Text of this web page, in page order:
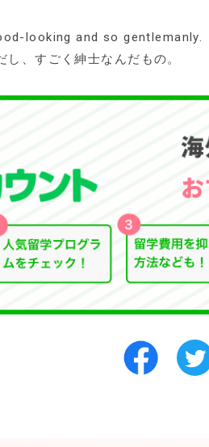
looking and so gentlemanly.
、すごく紳士なんだもの。